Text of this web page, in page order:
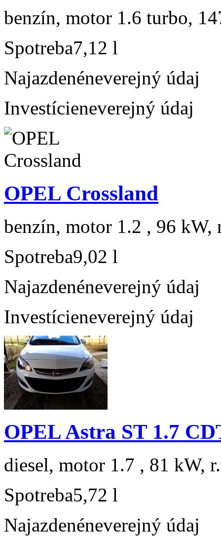
benzín, motor 1.6 turbo,
Spotreba7,12 l
Najazdenéneverejný údaj
Investícieneverejný údaj
OPEL Crossland
benzín, motor 1.2 , 96 kW,
Spotreba9,02 l
Najazdenéneverejný údaj
Investícieneverejný údaj
OPEL Astra ST 1.7
diesel, motor 1.7 , 81 kW,
Spotreba5,72 l
Najazdenéneverejný údaj